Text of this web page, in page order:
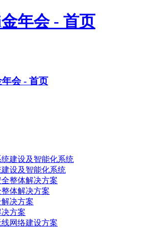
年会 - 首页
会 - 首页
设及智能化系统
体解决方案
方案